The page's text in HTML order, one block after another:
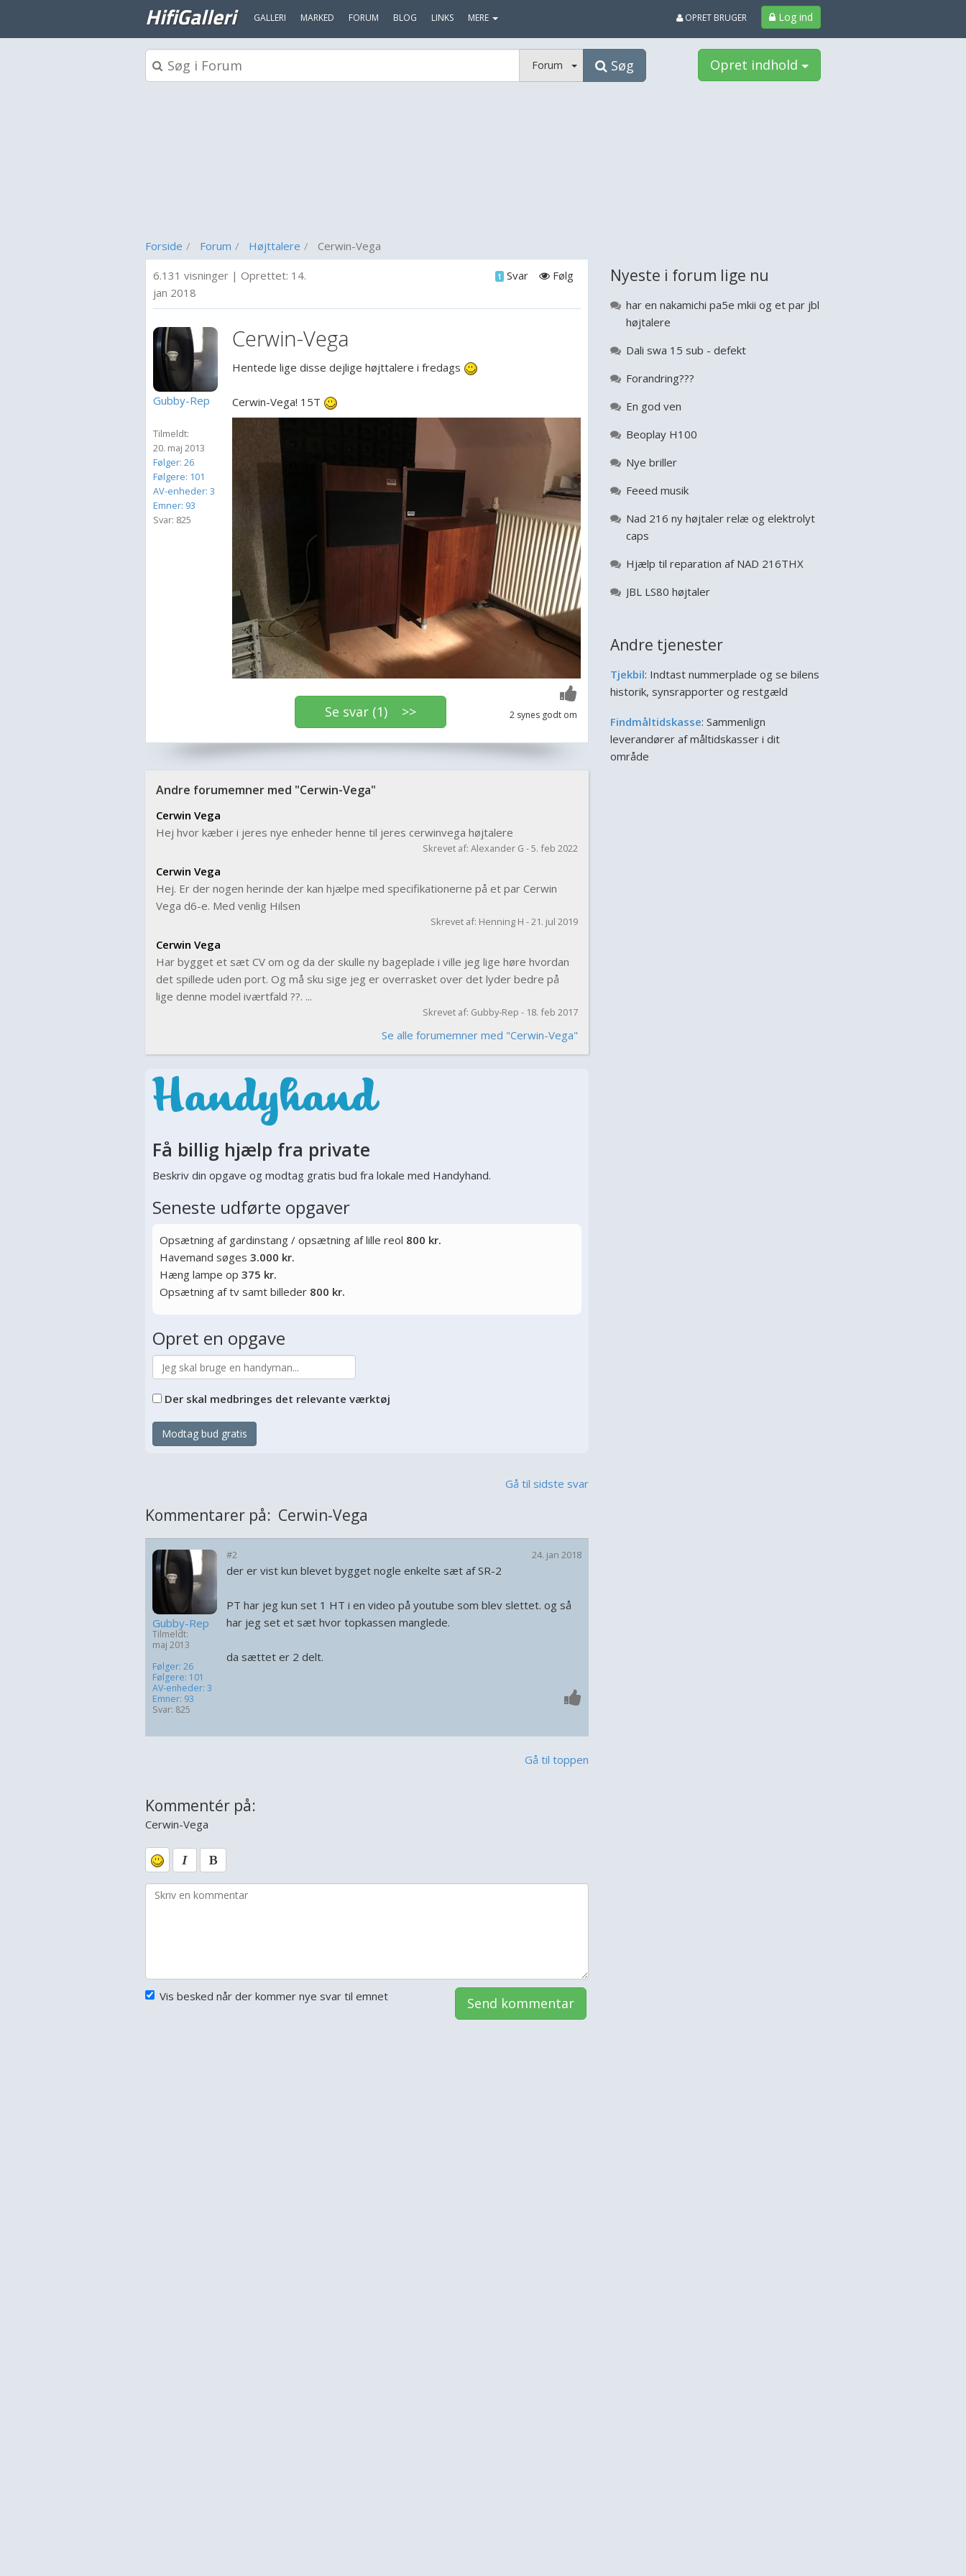
HifiGalleri GALLERI MARKED FORUM BLOG LINKS MERE Log ind
OPRET BRUGER
Forum Søg Opret indhold
Forside Forum Højttalere Cerwin-Vega
6.131 visninger | Oprettet: 14.
jan 2018
Følg
1 Svar
Gubby-Rep
Tilmeldt:
20. maj 2013
Følger: 26
Følgere: 101
AV-enheder: 3
Emner: 93
Svar: 825
Cerwin-Vega
Hentede lige disse dejlige højttalere i fredags
Cerwin-Vega! 15T
2 synes godt om
Se svar (1) >>
Andre forumemner med "Cerwin-Vega"
Cerwin Vega
Hej hvor kæber i jeres nye enheder henne til jeres cerwinvega højtalere
Skrevet af: Alexander G - 5. feb 2022
Cerwin Vega
Hej. Er der nogen herinde der kan hjælpe med specifikationerne på et par Cerwin
Vega d6-e. Med venlig Hilsen
Skrevet af: Henning H - 21. jul 2019
Cerwin Vega
Har bygget et sæt CV om og da der skulle ny bageplade i ville jeg lige høre hvordan
det spillede uden port. Og må sku sige jeg er overrasket over det lyder bedre på
lige denne model iværtfald ??. ...
Skrevet af: Gubby-Rep - 18. feb 2017
Se alle forumemner med "Cerwin-Vega"
Få billig hjælp fra private
Beskriv din opgave og modtag gratis bud fra lokale med Handyhand.
Seneste udførte opgaver
Opsætning af gardinstang / opsætning af lille reol 800 kr.
Havemand søges 3.000 kr.
Hæng lampe op 375 kr.
Opsætning af tv samt billeder 800 kr.
Opret en opgave
Der skal medbringes det relevante værktøj
Modtag bud gratis
Gå til sidste svar
Kommentarer på: Cerwin-Vega
Gubby-Rep
Tilmeldt:
maj 2013
Følger: 26
Følgere: 101
AV-enheder: 3
Emner: 93
Svar: 825
#2 24. jan 2018
der er vist kun blevet bygget nogle enkelte sæt af SR-2
PT har jeg kun set 1 HT i en video på youtube som blev slettet. og så
har jeg set et sæt hvor topkassen manglede.
da sættet er 2 delt.
Gå til toppen
Kommentér på:
Cerwin-Vega
Vis besked når der kommer nye svar til emnet Send kommentar
Nyeste i forum lige nu
har en nakamichi pa5e mkii og et par jbl
højtalere
Dali swa 15 sub - defekt
Forandring???
En god ven
Beoplay H100
Nye briller
Feeed musik
Nad 216 ny højtaler relæ og elektrolyt
caps
Hjælp til reparation af NAD 216THX
JBL LS80 højtaler
Andre tjenester
Tjekbil: Indtast nummerplade og se bilens
historik, synsrapporter og restgæld
Findmåltidskasse: Sammenlign
leverandører af måltidskasser i dit
område